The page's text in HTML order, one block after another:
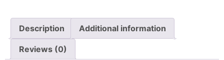
Description Additional information
Reviews (0)